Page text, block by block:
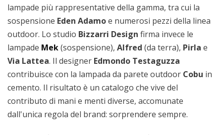
lampade più rappresentative della gamma, tra cui la
sospensione Eden Adamoe numerosi pezzi della linea
outdoor. Lo studio Bizzarri Design firma invece le
lampade Mek(sospensione), Alfred (da terra), Pirla e
Via Lattea. Il designer Edmondo Testaguzza
contribuisce con la lampada da parete outdoor Cobu in
cemento. Il risultato è un catalogo che vive del
contributo di mani e menti diverse, accomunate
dall'unica regola del brand: sorprendere sempre.